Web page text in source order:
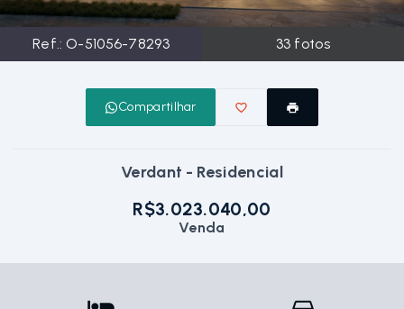
Ref.:O-51056-78293 33 fotos
Compartilhar
Verdant - Residencial
R$3.023.040,00
Venda